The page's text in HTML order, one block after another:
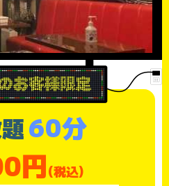
60分
円(税込)